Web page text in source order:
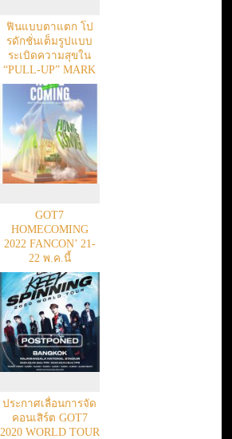
ฟินแบบตาแตก โป
รดักชั่นเต็มรูปแบบ
ระเบิดความสุขใน
“PULL-UP” MARK
TUAN FAN
MEETING IN
THAILAND
GOT7
HOMECOMING
2022 FANCON’ 21-
22 พ.ค.นี้
ประกาศเลื่อนการจัด
คอนเสิร์ต GOT7
2020 WORLD TOUR